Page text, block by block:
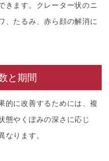
きます。クレーター状のニ
、たるみ、赤ら顔の解消に
と期間
的に改善するためには、複
態やくぼみの深さに応じ
なります。